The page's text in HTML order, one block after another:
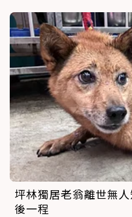
坪林獨居老翁離世無
後一程